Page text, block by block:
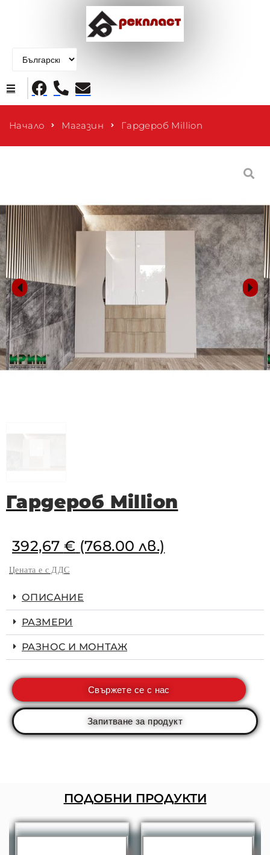
Продукти
Контакти
Начало Магазин Гардероб Million
Гардероб Million
392,67 € (768.00 лв.)
Цената е с ДДС
ОПИСАНИЕ
РАЗМЕРИ
РАЗНОС И МОНТАЖ
Свържете се с нас
Запитване за продукт
ПОДОБНИ ПРОДУКТИ